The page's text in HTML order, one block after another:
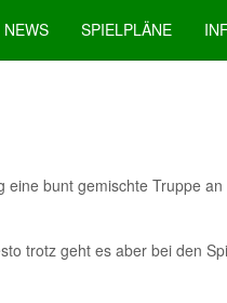
NEWS SPIELPLÄNE
bunt gemischte Truppe
trotz geht es aber bei den